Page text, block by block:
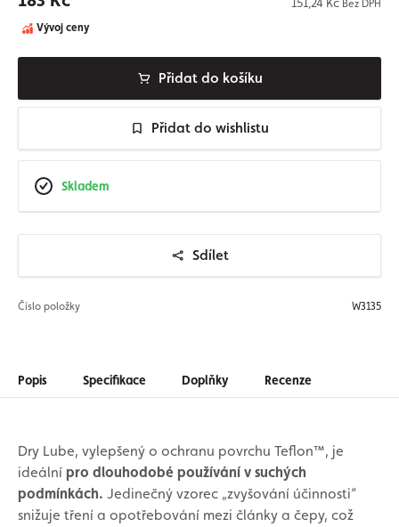
Bez DPH
Vývoj ceny
Přidat do košíku
Přidat do wishlistu
Skladem
Sdílet
Číslo položky W3135
Popis Specifikace Doplňky Recenze
Dry Lube, vylepšený o ochranu povrchu Teflon™, je
ideální pro dlouhodobé používání v suchých
podmínkách. Jedinečný vzorec „zvyšování účinnosti“
snižuje tření a opotřebování mezi články a čepy, což